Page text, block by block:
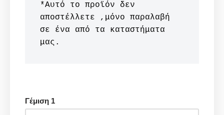
*Αυτό το προϊόν δεν
αποστέλλετε ,μόνο παραλαβή
σε ένα από τα καταστήματα
μας.
Γέμιση 1